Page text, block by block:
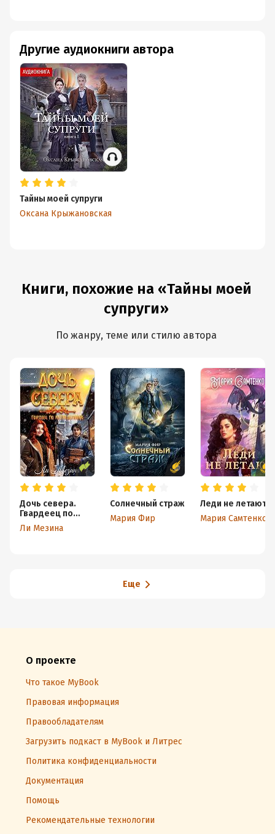
Другие аудиокниги автора
Тайны моей супруги
Оксана Крыжановская
Книги, похожие на «Тайны моей
супруги»
По жанру, теме или стилю автора
Дочь севера.
Гвардеец по
распределению
Ли Мезина
Солнечный страж
Мария Фир
Леди не летают
Мария Самтенко
Еще
О проекте
Что такое MyBook
Правовая информация
Правообладателям
Загрузить подкаст в MyBook и Литрес
Политика конфиденциальности
Документация
Помощь
Рекомендательные технологии